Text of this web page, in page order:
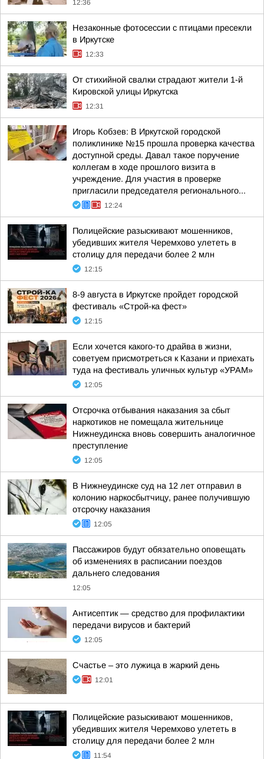
12:36
Незаконные фотосессии с птицами пресекли
в Иркутске
12:33
От стихийной свалки страдают жители 1-й
Кировской улицы Иркутска
12:31
Игорь Кобзев: В Иркутской городской
поликлинике №15 прошла проверка качества
доступной среды. Давал такое поручение
коллегам в ходе прошлого визита в
учреждение. Для участия в проверке
пригласили председателя регионального...
12:24
Полицейские разыскивают мошенников,
убедивших жителя Черемхово улететь в
столицу для передачи более 2 млн
12:15
8-9 августа в Иркутске пройдет городской
фестиваль «Строй-ка фест»
12:15
Если хочется какого-то драйва в жизни,
советуем присмотреться к Казани и приехать
туда на фестиваль уличных культур «УРАМ»
12:05
Отсрочка отбывания наказания за сбыт
наркотиков не помещала жительнице
Нижнеудинска вновь совершить аналогичное
преступление
12:05
В Нижнеудинске суд на 12 лет отправил в
колонию наркосбытчицу, ранее получившую
отсрочку наказания
12:05
Пассажиров будут обязательно оповещать
об изменениях в расписании поездов
дальнего следования
12:05
Антисептик — средство для профилактики
передачи вирусов и бактерий
12:05
Счастье – это лужица в жаркий день
12:01
Полицейские разыскивают мошенников,
убедивших жителя Черемхово улететь в
столицу для передачи более 2 млн
11:54